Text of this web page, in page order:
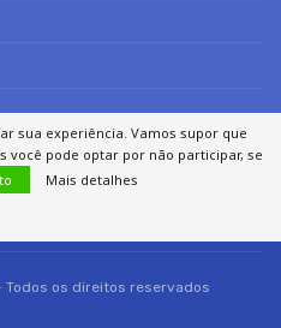
FALE COM O JORNAL DCI
Todos os direitos reservados
sua experiência. Vamos supor que
você pode optar por não participar, se
Mais detalhes